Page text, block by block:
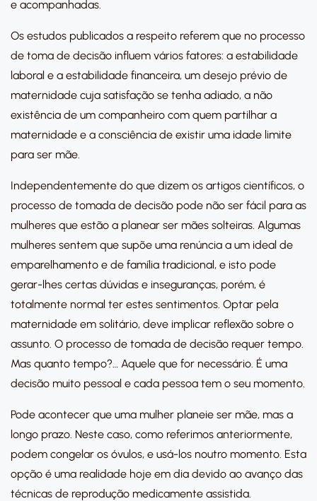
e acompanhadas.
Os estudos publicados a respeito referem que no processo
de toma de decisão influem vários fatores: a estabilidade
laboral e a estabilidade financeira, um desejo prévio de
maternidade cuja satisfação se tenha adiado, a não
existência de um companheiro com quem partilhar a
maternidade e a consciência de existir uma idade limite
para ser mãe.
Independentemente do que dizem os artigos científicos, o
processo de tomada de decisão pode não ser fácil para as
mulheres que estão a planear ser mães solteiras. Algumas
mulheres sentem que supõe uma renúncia a um ideal de
emparelhamento e de família tradicional, e isto pode
gerar-lhes certas dúvidas e inseguranças, porém, é
totalmente normal ter estes sentimentos. Optar pela
maternidade em solitário, deve implicar reflexão sobre o
assunto. O processo de tomada de decisão requer tempo.
Mas quanto tempo?… Aquele que for necessário. É uma
decisão muito pessoal e cada pessoa tem o seu momento.
Pode acontecer que uma mulher planeie ser mãe, mas a
longo prazo. Neste caso, como referimos anteriormente,
podem congelar os óvulos, e usá-los noutro momento. Esta
opção é uma realidade hoje em dia devido ao avanço das
técnicas de reprodução medicamente assistida.